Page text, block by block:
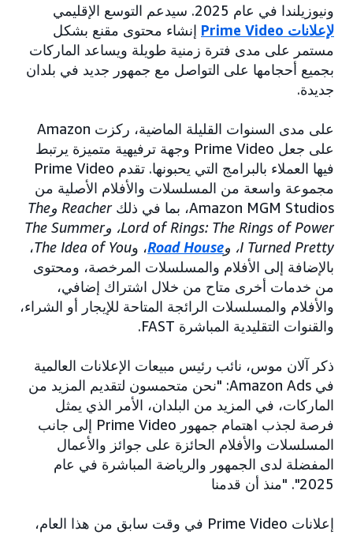
ونيوزيلندا في عام 2025. سيدعم التوسع الإقليمي
لإعلانات Prime Video
إنشاء محتوى مقنع بشكل
مستمر على مدى فترة زمنية طويلة ويساعد الماركات
بجميع أحجامها على التواصل مع جمهور جديد في بلدان
جديدة.
على مدى السنوات القليلة الماضية، ركزت Amazon
على جعل Prime Video وجهة ترفيهية متميزة يرتبط
فيها العملاء بالبرامج التي يحبونها. تقدم Prime Video
مجموعة واسعة من المسلسلات والأفلام الأصلية من
Amazon MGM Studios، بما في ذلك
Reacher وThe
Lord of Rings: The Rings of Power، وThe Summer
I Turned Pretty، و
Road House، وThe Idea of You،
بالإضافة إلى الأفلام والمسلسلات المرخصة، ومحتوى
من خدمات أخرى متاح من خلال اشتراك إضافي،
والأفلام والمسلسلات الرائجة المتاحة للإيجار أو الشراء،
والقنوات التقليدية المباشرة FAST.
ذكر آلان موس، نائب رئيس مبيعات الإعلانات العالمية
في Amazon Ads: "نحن متحمسون لتقديم المزيد من
الماركات، في المزيد من البلدان، الأمر الذي يمثل
فرصة لجذب اهتمام جمهور Prime Video إلى جانب
المسلسلات والأفلام الحائزة على جوائز والأعمال
المفضلة لدى الجمهور والرياضة المباشرة في عام
2025". "منذ أن قدمنا
إعلانات Prime Video في وقت سابق من هذا العام،